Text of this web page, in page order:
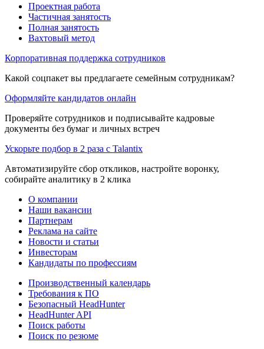
Проектная работа
Частичная занятость
Полная занятость
Вахтовый метод
Корпоративная поддержка сотрудников
Какой соцпакет вы предлагаете семейным сотрудникам?
Оформляйте кандидатов онлайн
Проверяйте сотрудников и подписывайте кадровые
документы без бумаг и личных встреч
Ускорьте подбор в 2 раза с Talantix
Автоматизируйте сбор откликов, настройте воронку,
собирайте аналитику в 2 клика
О компании
Наши вакансии
Партнерам
Реклама на сайте
Новости и статьи
Инвесторам
Кандидаты по профессиям
Производственный календарь
Требования к ПО
Безопасный HeadHunter
HeadHunter API
Поиск работы
Поиск по резюме